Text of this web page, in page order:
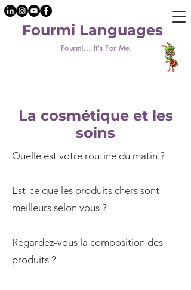
Fourmi... It's For Me.
Fourmi Languages
La cosmétique et les
soins
Quelle est votre routine du matin ?
Est-ce que les produits chers sont
meilleurs selon vous ?
Regardez-vous la composition des
produits ?